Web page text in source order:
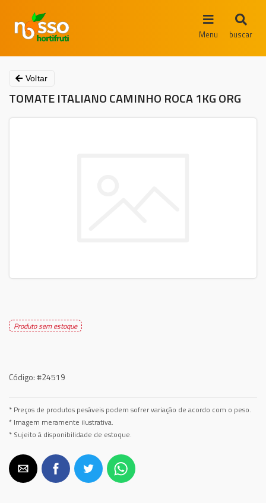
Menu buscar
Voltar
TOMATE ITALIANO CAMINHO ROCA 1KG ORG
Produto sem estoque
Código:#24519
* Preços de produtos pesáveis podem sofrer variação de acordo com o peso.
* Imagem meramente ilustrativa.
* Sujeito à disponibilidade de estoque.